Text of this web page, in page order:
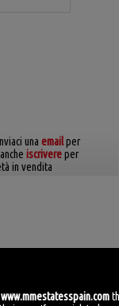
una emailper
iscrivereper
in vendita
www.mmestatesspain.com